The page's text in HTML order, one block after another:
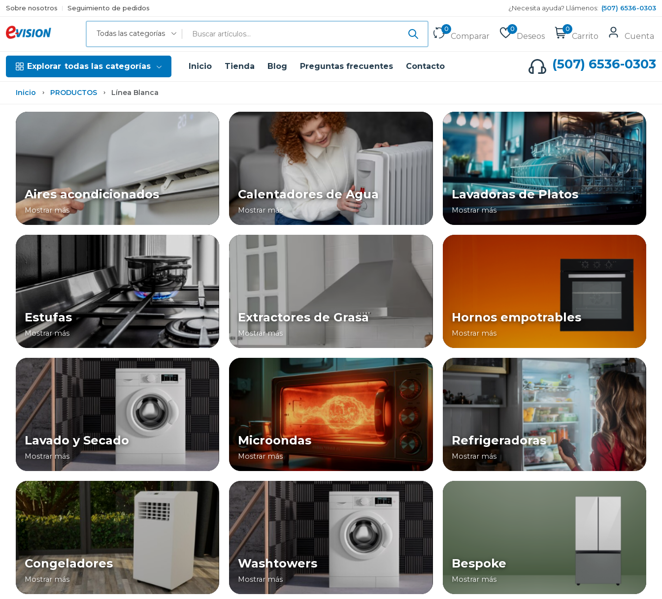
Sobre nosotros Seguimiento de pedidos ¿Necesita ayuda? Llámenos: (507) 6536-0303
Todas las categorías
0
Comparar
0
Deseos
0
Carrito Cuenta
Explorar todas las categorías Inicio Tienda Blog Preguntas frecuentes Contacto (507) 6536-0303
Inicio PRODUCTOS Línea Blanca
Aires acondicionados
Mostrar más
Calentadores de Agua
Mostrar más
Lavadoras de Platos
Mostrar más
Estufas
Mostrar más
Extractores de Grasa
Mostrar más
Hornos empotrables
Mostrar más
Lavado y Secado
Mostrar más
Microondas
Mostrar más
Refrigeradoras
Mostrar más
Congeladores
Mostrar más
Washtowers
Mostrar más
Bespoke
Mostrar más